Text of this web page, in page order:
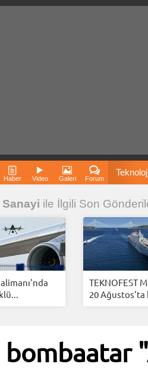
Haber Video Galeri Forum
Film
Fiyatları
ile İlgili Son
TEKNOFEST
20 Ağustos'ta